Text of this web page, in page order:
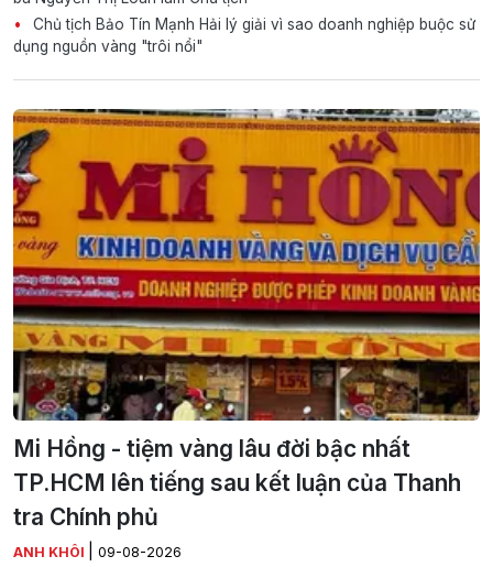
Chủ tịch Bảo Tín Mạnh Hải lý giải vì sao doanh nghiệp buộc sử
dụng nguồn vàng "trôi nổi"
Mi Hồng - tiệm vàng lâu đời bậc nhất
TP.HCM lên tiếng sau kết luận của Thanh
tra Chính phủ
ANH KHÔI 09-08-2026